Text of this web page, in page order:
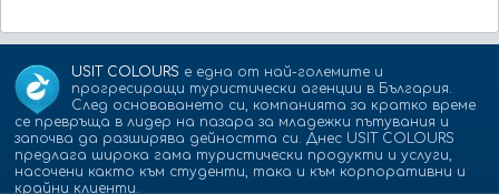
USIT COLOURS е една от най-големите и
прогресиращи туристически агенции в България.
След основаването си, компанията за кратко време
се превръща в лидер на пазара за младежки пътувания и
започва да разширява дейността си. Днес USIT COLOURS
предлага широка гама туристически продукти и услуги,
насочени както към студенти, така и към корпоративни и
крайни клиенти.